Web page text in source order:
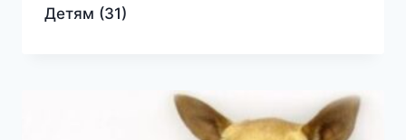
Детям (31)